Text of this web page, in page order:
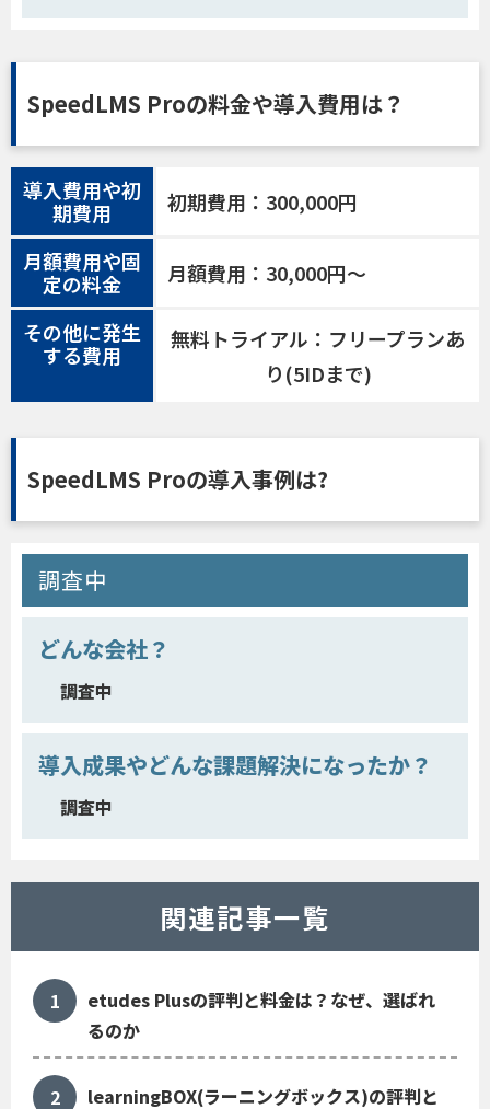
SpeedLMS Proの料金や導入費用は？
導入費用や初
期費用
初期費用：300,000円
月額費用や固
定の料金
月額費用：30,000円〜
その他に発生
する費用
無料トライアル：フリープランあ
り(5IDまで)
SpeedLMS Proの導入事例は?
調査中
どんな会社？
調査中
導入成果やどんな課題解決になったか？
調査中
関連記事一覧
etudes Plusの評判と料金は？なぜ、選ばれ
るのか
learningBOX(ラーニングボックス)の評判と